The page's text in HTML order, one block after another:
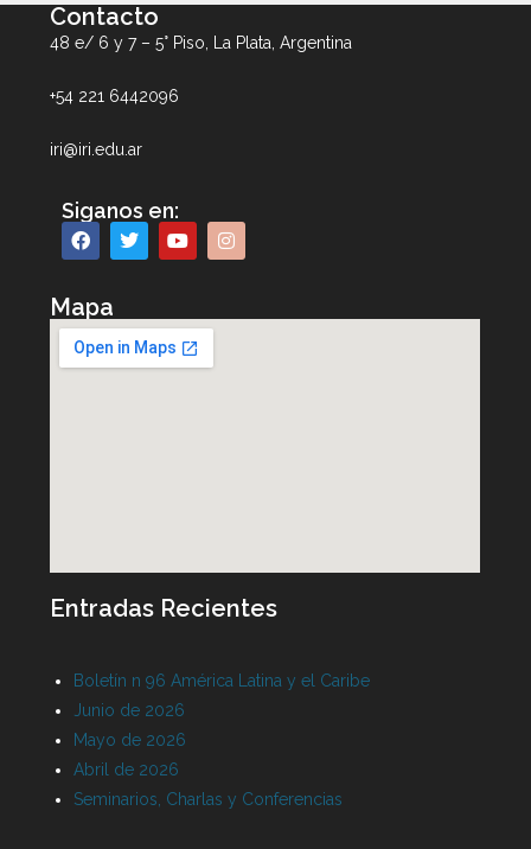
Contacto
48 e/ 6 y 7 – 5° Piso, La Plata, Argentina
+54 221 6442096
iri@iri.edu.ar
Siganos en:
Mapa
Entradas Recientes
Boletín n 96 América Latina y el Caribe
Junio de 2026
Mayo de 2026
Abril de 2026
Seminarios, Charlas y Conferencias